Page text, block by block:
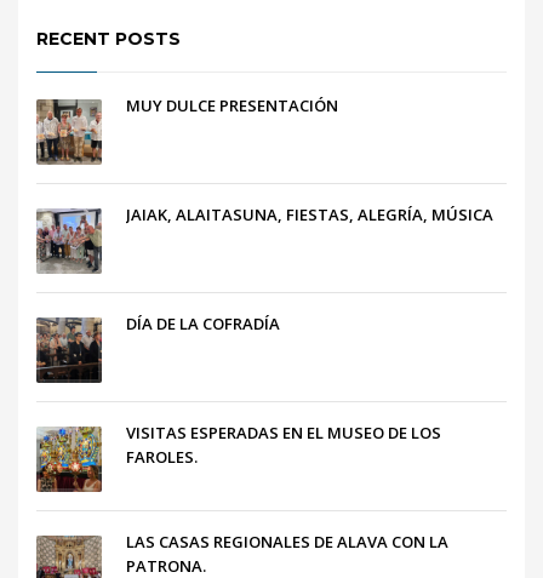
RECENT POSTS
MUY DULCE PRESENTACIÓN
JAIAK, ALAITASUNA, FIESTAS, ALEGRÍA, MÚSICA
DÍA DE LA COFRADÍA
VISITAS ESPERADAS EN EL MUSEO DE LOS
FAROLES.
LAS CASAS REGIONALES DE ALAVA CON LA
PATRONA.